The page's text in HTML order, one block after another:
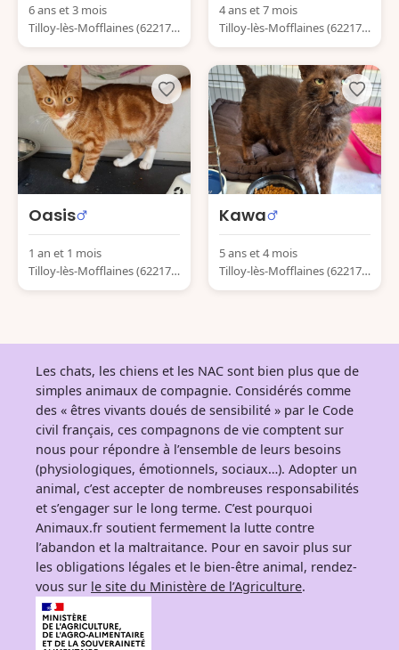
6 ans et 3 mois
Tilloy-lès-Mofflaines (62217)
France
4 ans et 7 mois
Tilloy-lès-Mofflaines (62217)
France
Oasis
1 an et 1 mois
Tilloy-lès-Mofflaines (62217)
France
Kawa
5 ans et 4 mois
Tilloy-lès-Mofflaines (62217)
France
Les chats, les chiens et les NAC sont bien plus que de
simples animaux de compagnie. Considérés comme
des « êtres vivants doués de sensibilité » par le Code
civil français, ces compagnons de vie comptent sur
nous pour répondre à l’ensemble de leurs besoins
(physiologiques, émotionnels, sociaux…). Adopter un
animal, c’est accepter de nombreuses responsabilités
et s’engager sur le long terme. C’est pourquoi
Animaux.fr soutient fermement la lutte contre
l’abandon et la maltraitance. Pour en savoir plus sur
les obligations légales et le bien-être animal, rendez-
vous sur le site du Ministère de l’Agriculture.